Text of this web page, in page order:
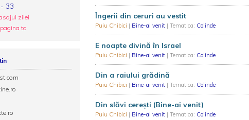
Îngerii din ceruri au vestit
Puiu Chibici | Bine-ai venit | Tematica: Colinde
E noapte divină în Israel
Puiu Chibici | Bine-ai venit | Tematica: Colinde
Din a raiului grădină
Puiu Chibici | Bine-ai venit | Tematica: Colinde
Din slăvi cerești (Bine-ai venit)
Puiu Chibici | Bine-ai venit | Tematica: Colinde
33
zilei
ta